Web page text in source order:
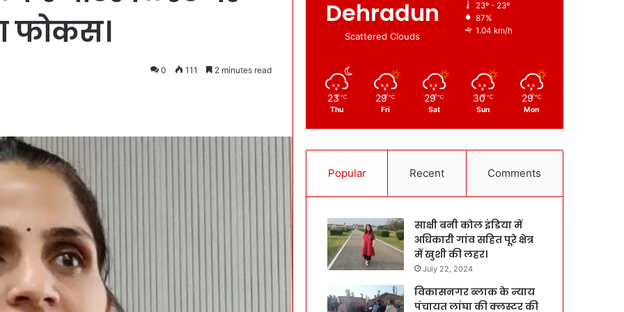
फोकस।
0 111 2 minutes read
Dehradun
Scattered Clouds
23º - 23º
87%
1.04 km/h
23 ℃
Thu
29 ℃
Fri
29 ℃
Sat
30 ℃
Sun
29 ℃
Mon
Popular Recent Comments
साक्षी बनी कोल इंडिया में
अधिकारी गांव सहित पूरे क्षेत्र
में खुशी की लहर।
July 22, 2024
विकासनगर ब्लाक के न्याय
पंचायत लांघा की क्लस्टर की